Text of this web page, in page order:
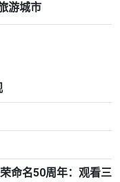
游城市
命名50周年：观看三